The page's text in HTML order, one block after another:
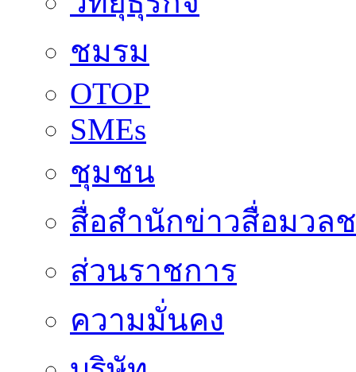
ชมรม
OTOP
SMEs
ชุมชน
สื่อสำนักข่าวสื่อมวล
ส่วนราชการ
ความมั่นคง